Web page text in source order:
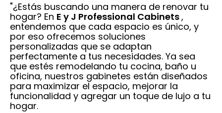
"¿Estás buscando una manera de renovar tu
hogar? En E y J Professional Cabinets,
entendemos que cada espacio es único, y
por eso ofrecemos soluciones
personalizadas que se adaptan
perfectamente a tus necesidades. Ya sea
que estés remodelando tu cocina, baño u
oficina, nuestros gabinetes están diseñados
para maximizar el espacio, mejorar la
funcionalidad y agregar un toque de lujo a tu
hogar.